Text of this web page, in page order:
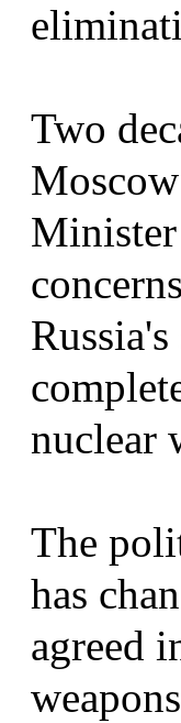
Two
nuclear
The
has
agreed